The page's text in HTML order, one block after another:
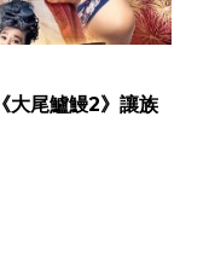
大尾鱸鰻2》讓族